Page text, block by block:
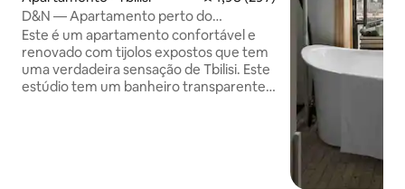
D&N — Apartamento perto do
Conservatório, Tbilisi Velho
Este é um apartamento confortável e
renovado com tijolos expostos que tem
uma verdadeira sensação de Tbilisi. Este
estúdio tem um banheiro transparente